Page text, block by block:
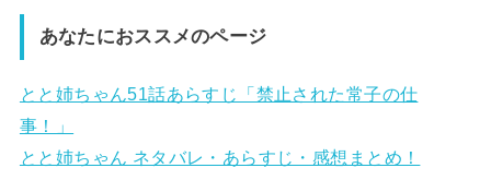
あなたにおススメのページ
とと姉ちゃん51話あらすじ「禁止された常子の仕
事！」
とと姉ちゃん ネタバレ・あらすじ・感想まとめ！